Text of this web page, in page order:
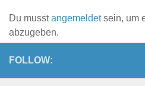
Monika Pracht
Du musstangemeldetsein, um
abzugeben.
FOLLOW: